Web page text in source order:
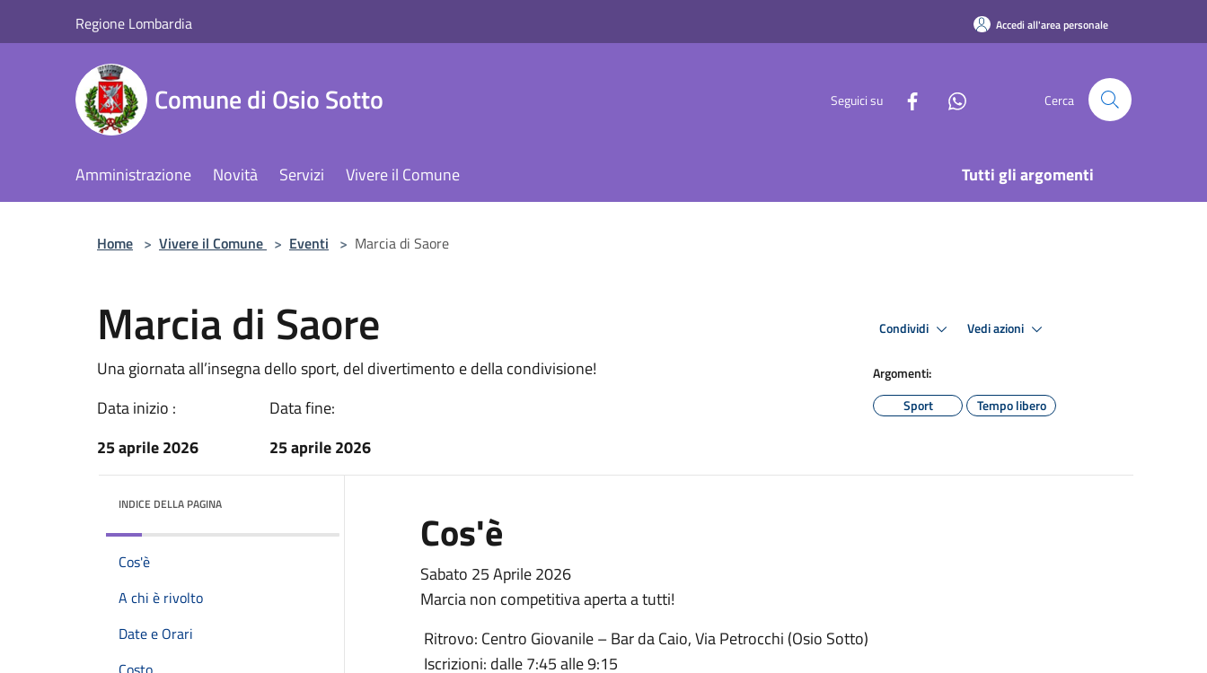
Regione Lombardia Accedi all'area personale
Comune di Osio Sotto Seguici su Cerca
Amministrazione Novità Servizi Vivere il Comune Tutti gli argomenti
Home > Vivere il Comune > Eventi > Marcia di Saore
Marcia di Saore
Una giornata all’insegna dello sport, del divertimento e della condivisione!
Data inizio :
25 aprile 2026
Data fine:
25 aprile 2026
Condividi Vedi azioni
Argomenti:
Sport
Tempo libero
INDICE DELLA PAGINA
Cos'è
A chi è rivolto
Date e Orari
Cos'è
Sabato 25 Aprile 2026
Marcia non competitiva aperta a tutti!
Ritrovo: Centro Giovanile – Bar da Caio, Via Petrocchi (Osio Sotto)
Iscrizioni: dalle 7:45 alle 9:15